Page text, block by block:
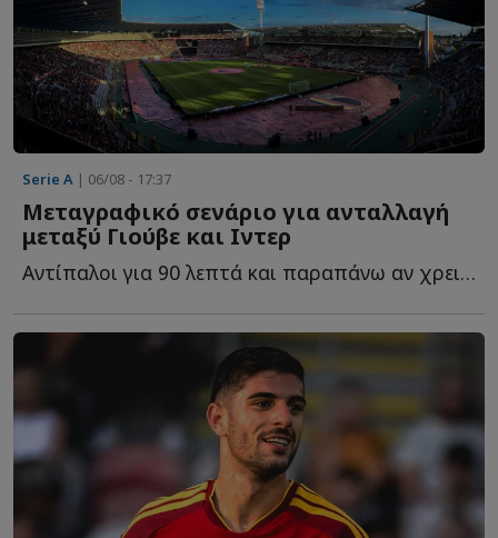
Serie A | 06/08 - 17:37
Μεταγραφικό σενάριο για ανταλλαγή
μεταξύ Γιούβε και Ιντερ
Αντίπαλοι για 90 λεπτά και παραπάνω αν χρειαστεί. Αλλά ο...